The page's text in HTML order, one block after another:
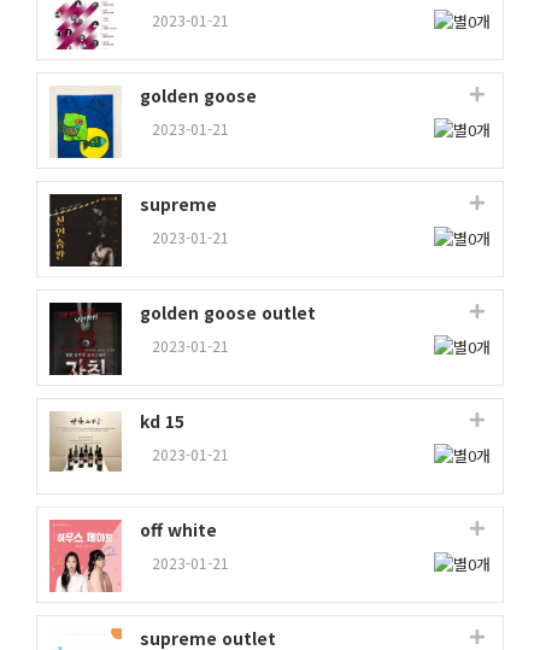
2023-01-21
golden goose
2023-01-21
supreme
2023-01-21
golden goose outlet
2023-01-21
kd 15
2023-01-21
off white
2023-01-21
supreme outlet